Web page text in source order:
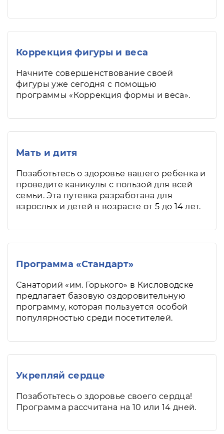
Коррекция фигуры и веса
Начните совершенствование своей
фигуры уже сегодня с помощью
программы «Коррекция формы и веса».
Мать и дитя
Позаботьтесь о здоровье вашего ребенка и
проведите каникулы с пользой для всей
семьи. Эта путевка разработана для
взрослых и детей в возрасте от 5 до 14 лет.
Программа «Стандарт»
Санаторий «им. Горького» в Кисловодске
предлагает базовую оздоровительную
программу, которая пользуется особой
популярностью среди посетителей.
Укрепляй сердце
Позаботьтесь о здоровье своего сердца!
Программа рассчитана на 10 или 14 дней.